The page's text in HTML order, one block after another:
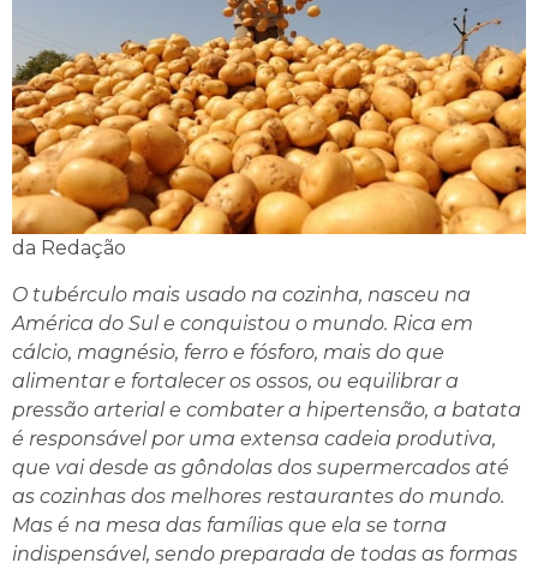
da Redação
O tubérculo mais usado na cozinha, nasceu na
América do Sul e conquistou o mundo. Rica em
cálcio, magnésio, ferro e fósforo, mais do que
alimentar e fortalecer os ossos, ou equilibrar a
pressão arterial e combater a hipertensão, a batata
é responsável por uma extensa cadeia produtiva,
que vai desde as gôndolas dos supermercados até
as cozinhas dos melhores restaurantes do mundo.
Mas é na mesa das famílias que ela se torna
indispensável, sendo preparada de todas as formas